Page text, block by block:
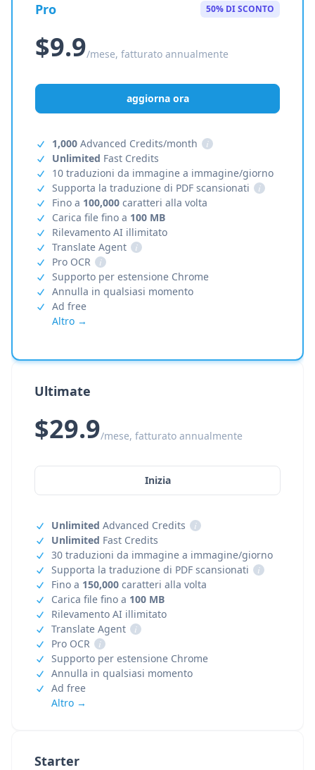
Starter
Pro 50% DI SCONTO
$9.9/mese, fatturato annualmente
aggiorna ora
1,000 Advanced Credits/month
i
Unlimited Fast Credits
10 traduzioni da immagine a immagine/giorno
Supporta la traduzione di PDF scansionati
i
Fino a 100,000 caratteri alla volta
Carica file fino a 100 MB
Rilevamento AI illimitato
Translate Agent
i
Pro OCR
i
Supporto per estensione Chrome
Annulla in qualsiasi momento
Ad free
Altro →
Ultimate
$29.9/mese, fatturato annualmente
Inizia
Unlimited Advanced Credits
i
Unlimited Fast Credits
30 traduzioni da immagine a immagine/giorno
Supporta la traduzione di PDF scansionati
i
Fino a 150,000 caratteri alla volta
Carica file fino a 100 MB
Rilevamento AI illimitato
Translate Agent
i
Pro OCR
i
Supporto per estensione Chrome
Annulla in qualsiasi momento
Ad free
Altro →